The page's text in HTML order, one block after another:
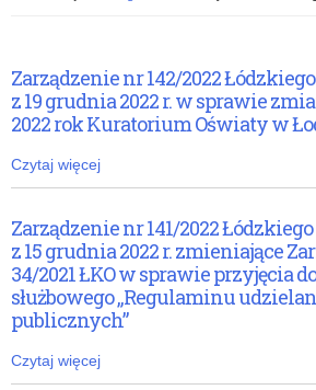
Zarządzenie nr 142/2022
z 19 grudnia 2022 r. w sprawie
2022 rok Kuratorium Oświaty w
Czytaj więcej
Zarządzenie nr 141/2022
z 15 grudnia 2022 r. zmieniające
34/2021 ŁKO w sprawie przyjęcia
służbowego „Regulaminu
publicznych”
Czytaj więcej